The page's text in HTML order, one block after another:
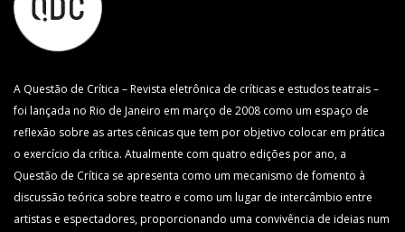
A Questão de Crítica – Revista eletrônica de críticas e estudos teatrais –
foi lançada no Rio de Janeiro em março de 2008 como um espaço de
reflexão sobre as artes cênicas que tem por objetivo colocar em prática
o exercício da crítica. Atualmente com quatro edições por ano, a
Questão de Crítica se apresenta como um mecanismo de fomento à
discussão teórica sobre teatro e como um lugar de intercâmbio entre
artistas e espectadores, proporcionando uma convivência de ideias num